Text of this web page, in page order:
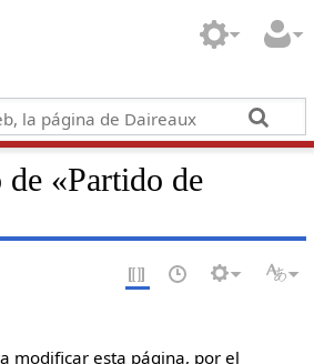
«Partido de
modificar esta página, por el